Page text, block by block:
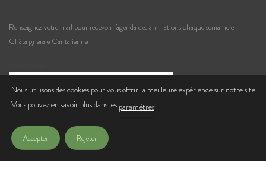
Renseignez votre mail pour recevoir l'agenda des animations chaque semaine en
Châtaigneraie Cantalienne
J'accepte de recevoir les lettres d'infos de l'Office de Tourisme
Nous utilisons des cookies pour vous offrir la meilleure expérience sur notre site.
Vous pouvez en savoir plus dans les paramètres.
Accepter Rejeter